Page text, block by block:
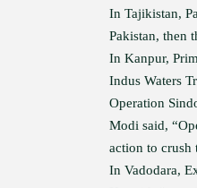
In Tajikistan,
Pakistan, then
In Kanpur,
Indus Waters
Operation
Modi said,
action to crush
In Vadodara,